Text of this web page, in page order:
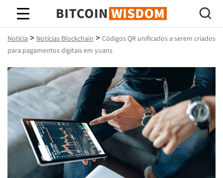
Sabedoria do Bitcoin
Notícia > Notícias Blockchain > Códigos QR unificados a serem criados
para pagamentos digitais em yuans